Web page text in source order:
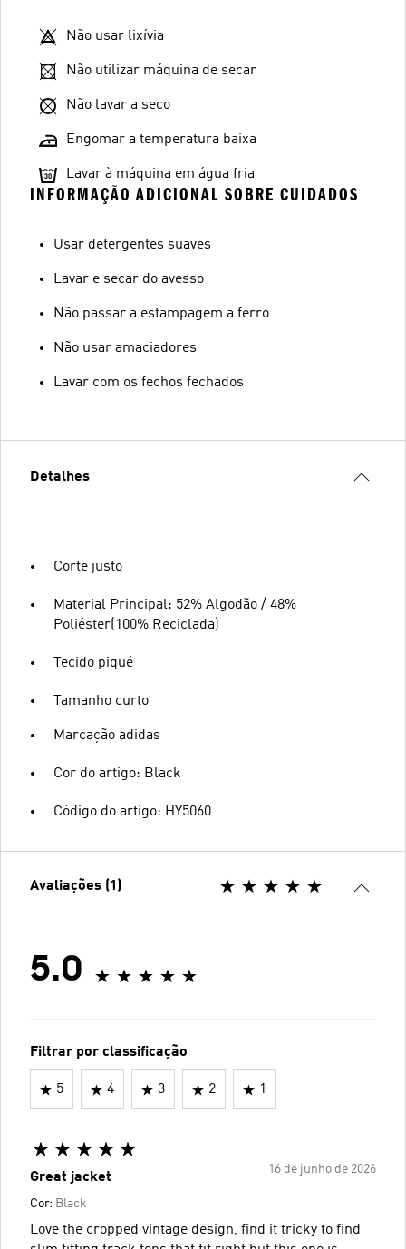
Não usar lixívia
Não utilizar máquina de secar
Não lavar a seco
Engomar a temperatura baixa
Lavar à máquina em água fria
INFORMAÇÃO ADICIONAL SOBRE CUIDADOS
Usar detergentes suaves
Lavar e secar do avesso
Não passar a estampagem a ferro
Não usar amaciadores
Lavar com os fechos fechados
Detalhes
Corte justo
Material Principal: 52% Algodão / 48%
Poliéster(100% Reciclada)
Tecido piqué
Tamanho curto
Marcação adidas
Cor do artigo: Black
Código do artigo: HY5060
Avaliações (1)
5.0
Filtrar por classificação
5 4 3 2 1
16 de junho de 2026
Great jacket
Cor: Black
Love the cropped vintage design, find it tricky to find